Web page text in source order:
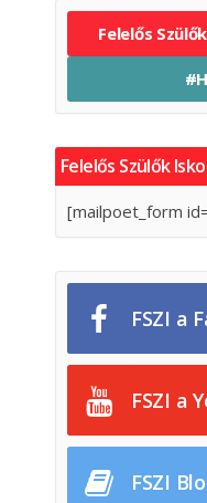
Felelős
Felelős Szülők
[mailpoet_form
FSZI a
FSZI a
FSZI